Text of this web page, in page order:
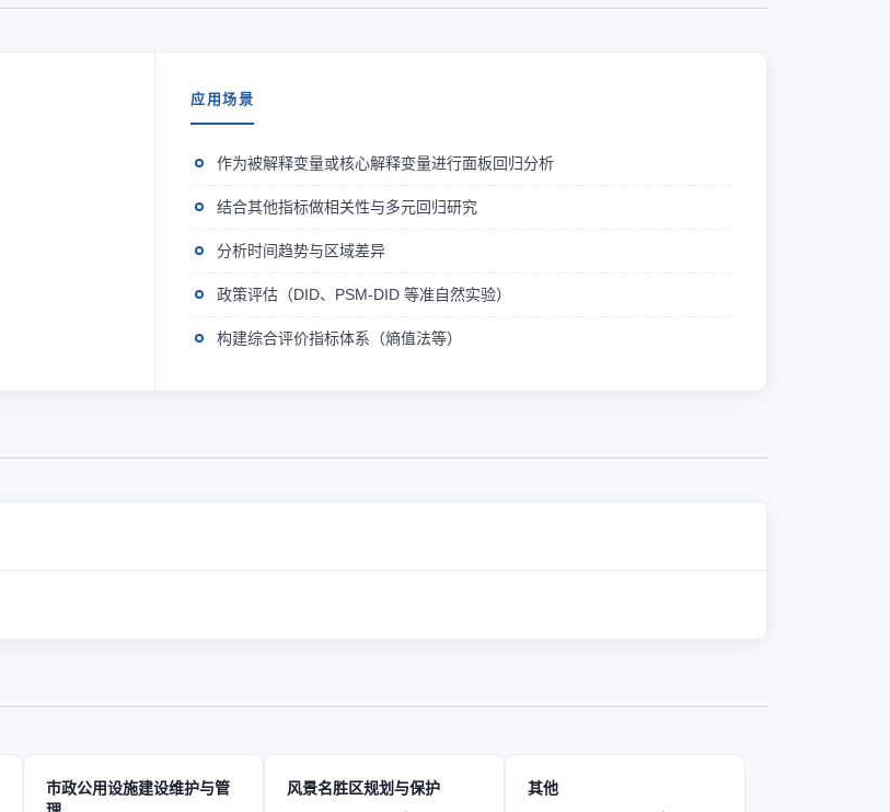
应用场景
作为被解释变量或核心解释变量进行面板回归分析
结合其他指标做相关性与多元回归研究
分析时间趋势与区域差异
政策评估（DID、PSM-DID 等准自然实验）
构建综合评价指标体系（熵值法等）
市政公用设施建设维护与管
风景名胜区规划与保护 其他